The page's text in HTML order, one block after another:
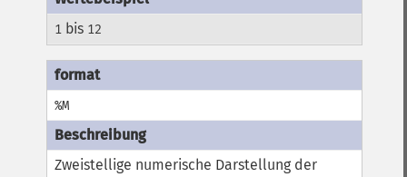
1 bis 12
%M
Zweistellige numerische Darstellung der